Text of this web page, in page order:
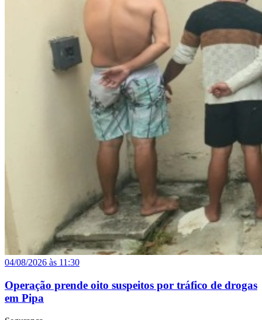
04/08/2026 às 11:30
Operação prende oito suspeitos por tráfico de drogas
em Pipa